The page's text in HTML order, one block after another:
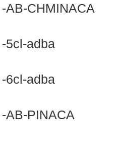
-AB-CHMINACA
-5cl-adba
-6cl-adba
-AB-PINACA